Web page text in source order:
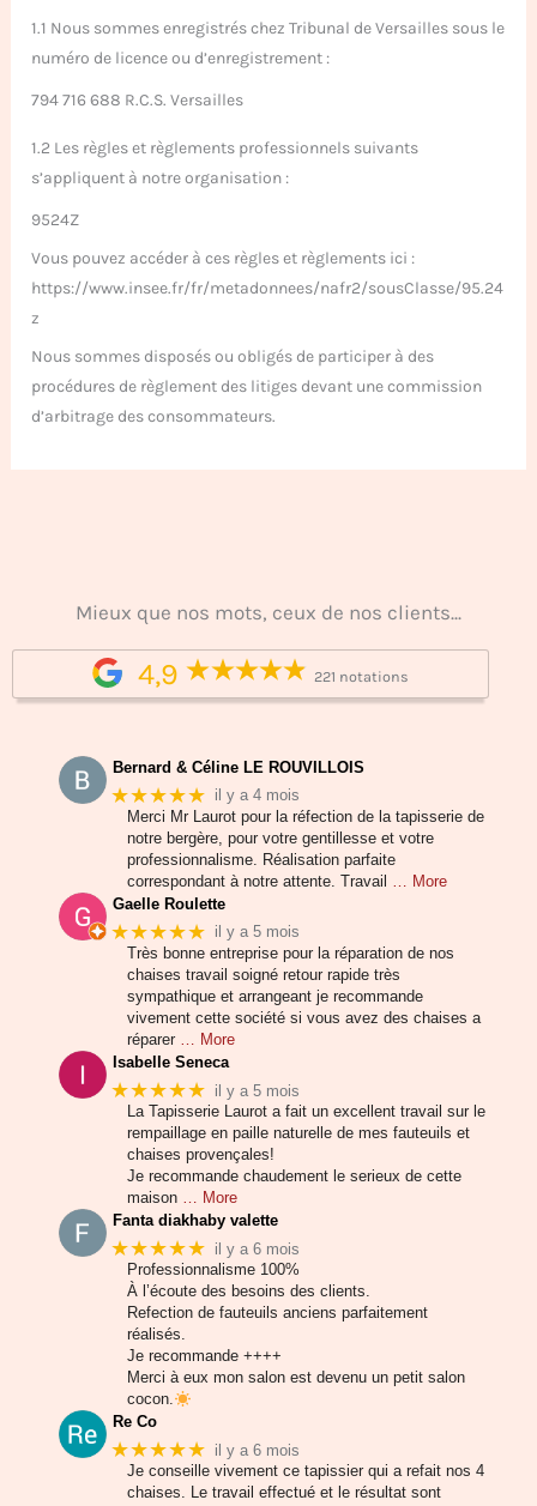
1.1 Nous sommes enregistrés chez Tribunal de Versailles sous le
numéro de licence ou d’enregistrement :
794 716 688 R.C.S. Versailles
1.2 Les règles et règlements professionnels suivants
s’appliquent à notre organisation :
9524Z
Vous pouvez accéder à ces règles et règlements ici :
https://www.insee.fr/fr/metadonnees/nafr2/sousClasse/95.24
z
Nous sommes disposés ou obligés de participer à des
procédures de règlement des litiges devant une commission
d’arbitrage des consommateurs.
Mieux que nos mots, ceux de nos clients...
4,9 221 notations
Bernard & Céline LE ROUVILLOIS
★★★★★ il y a 4 mois
Merci Mr Laurot pour la réfection de la tapisserie de
notre bergère, pour votre gentillesse et votre
professionnalisme. Réalisation parfaite
correspondant à notre attente. Travail
… More
Gaelle Roulette
★★★★★ il y a 5 mois
Très bonne entreprise pour la réparation de nos
chaises travail soigné retour rapide très
sympathique et arrangeant je recommande
vivement cette société si vous avez des chaises a
réparer
… More
Isabelle Seneca
★★★★★ il y a 5 mois
La Tapisserie Laurot a fait un excellent travail sur le
rempaillage en paille naturelle de mes fauteuils et
chaises provençales!
Je recommande chaudement le serieux de cette
maison … More
Fanta diakhaby valette
★★★★★ il y a 6 mois
Professionnalisme 100%
À l’écoute des besoins des clients.
Refection de fauteuils anciens parfaitement
réalisés.
Je recommande ++++
Merci à eux mon salon est devenu un petit salon
cocon.
Re Co
★★★★★ il y a 6 mois
Je conseille vivement ce tapissier qui a refait nos 4
chaises. Le travail effectué et le résultat sont